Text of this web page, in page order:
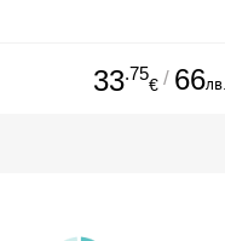
33.75
€ / 66лв.